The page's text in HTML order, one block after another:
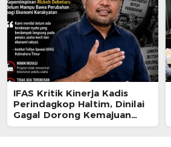
IFAS Kritik Kinerja Kadis
Perindagkop Haltim, Dinilai
Gagal Dorong Kemajuan
UMKM dan Koperasi